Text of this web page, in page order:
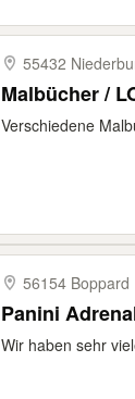
55432
Malbücher /
Verschiedene
56154 Boppard
Panini
Wir haben sehr